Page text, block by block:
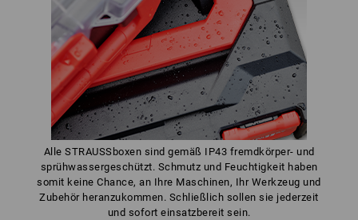
Alle STRAUSSboxen sind gemäß IP43 fremdkörper- und
sprühwassergeschützt. Schmutz und Feuchtigkeit haben
somit keine Chance, an Ihre Maschinen, Ihr Werkzeug und
Zubehör heranzukommen. Schließlich sollen sie jederzeit
und sofort einsatzbereit sein.